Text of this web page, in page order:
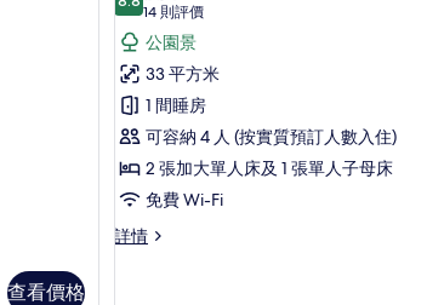
的
相
片
床
詳
情
查看價格
所
有
高
級
客
房,
露
台
8.8 分，滿分 10 分
14 則評價
(14
則
評
價)
公園景
33 平方米
1 間睡房
可容納 4 人 (按實質預訂人數入住)
2 張加大單人床及 1 張單人子母床
免費 Wi-Fi
詳情
高